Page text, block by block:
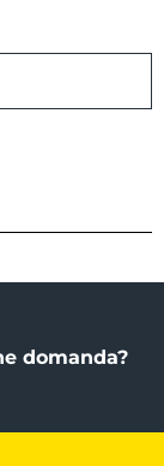
domanda?